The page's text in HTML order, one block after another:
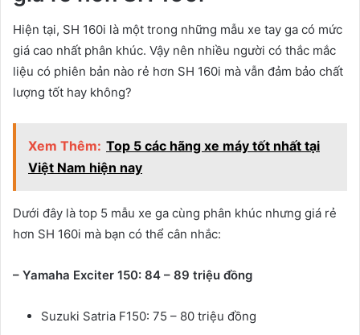
Hiện tại, SH 160i là một trong những mẫu xe tay ga có mức
giá cao nhất phân khúc. Vậy nên nhiều người có thắc mắc
liệu có phiên bản nào rẻ hơn SH 160i mà vẫn đảm bảo chất
lượng tốt hay không?
Xem Thêm: Top 5 các hãng xe máy tốt nhất tại
Việt Nam hiện nay
Dưới đây là top 5 mẫu xe ga cùng phân khúc nhưng giá rẻ
hơn SH 160i mà bạn có thể cân nhắc:
– Yamaha Exciter 150: 84 – 89 triệu đồng
Suzuki Satria F150: 75 – 80 triệu đồng